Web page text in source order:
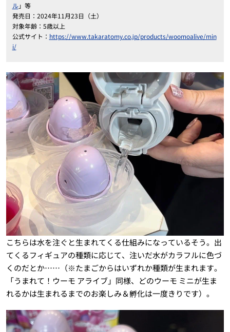
ル」等
発売日：2024年11月23日（土）
対象年齢：5歳以上
公式サイト： https://www.takaratomy.co.jp/products/woomoalive/min
i/
こちらは水を注ぐと生まれてくる仕組みになっているそう。出
てくるフィギュアの種類に応じて、注いだ水がカラフルに色づ
くのだとか……（※たまごからはいずれか種類が生まれます。
「うまれて！ウーモ アライブ」同様、どのウーモ ミニが生ま
れるかは生まれるまでのお楽しみ＆孵化は一度きりです）。